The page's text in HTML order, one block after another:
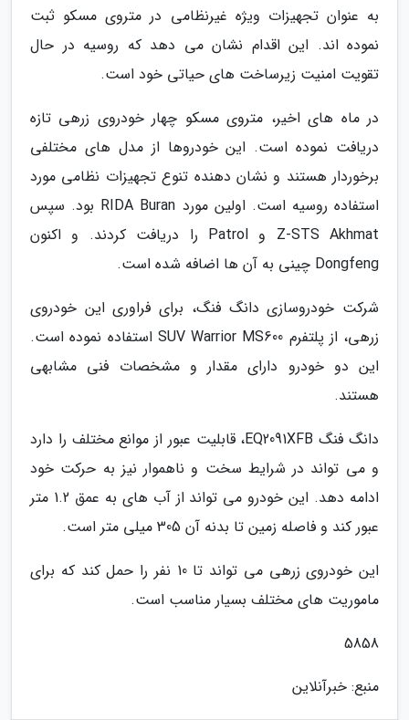
به عنوان تجهیزات ویژه غیرنظامی در متروی مسکو ثبت
نموده اند. این اقدام نشان می دهد که روسیه در حال
تقویت امنیت زیرساخت های حیاتی خود است.
در ماه های اخیر، متروی مسکو چهار خودروی زرهی تازه
دریافت نموده است. این خودروها از مدل های مختلفی
برخوردار هستند و نشان دهنده تنوع تجهیزات نظامی مورد
استفاده روسیه است. اولین مورد RIDA Buran بود. سپس
Z-STS Akhmat و Patrol را دریافت کردند. و اکنون
Dongfeng چینی به آن ها اضافه شده است.
شرکت خودروسازی دانگ فنگ، برای فراوری این خودروی
زرهی، از پلتفرم SUV Warrior MS600 استفاده نموده است.
این دو خودرو دارای مقدار و مشخصات فنی مشابهی
هستند.
دانگ فنگ EQ2091XFB، قابلیت عبور از موانع مختلف را دارد
و می تواند در شرایط سخت و ناهموار نیز به حرکت خود
ادامه دهد. این خودرو می تواند از آب های به عمق 1.2 متر
عبور کند و فاصله زمین تا بدنه آن 305 میلی متر است.
این خودروی زرهی می تواند تا 10 نفر را حمل کند که برای
ماموریت های مختلف بسیار مناسب است.
5858
منبع: خبرآنلاین